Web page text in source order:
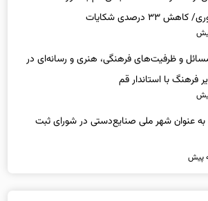
۳۳ درصدی شکایات
و ظرفیت‌های فرهنگی، هنری و رسانه‌ای در
فرهنگ با استاندار قم
عنوان شهر ملی صنایع‌دستی در شورای ثبت